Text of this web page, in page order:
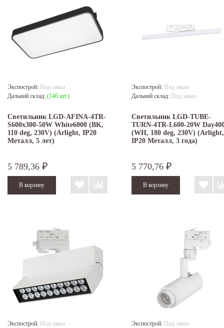
Экспострой: Под заказ
Дальний склад: (146 шт.)
Светильник LGD-AFINA-4TR-
S600x300-50W White6000 (BK,
110 deg, 230V) (Arlight, IP20
Металл, 5 лет)
5 789,36 ₽
Экспострой: Под заказ
Дальний склад: Под заказ
Светильник LGD-TUBE-
TURN-4TR-L600-20W
(WH, 180 deg, 230V) (Arlight,
IP20 Металл, 3 года)
5 770,76 ₽
Экспострой: Под заказ
Экспострой: Под заказ